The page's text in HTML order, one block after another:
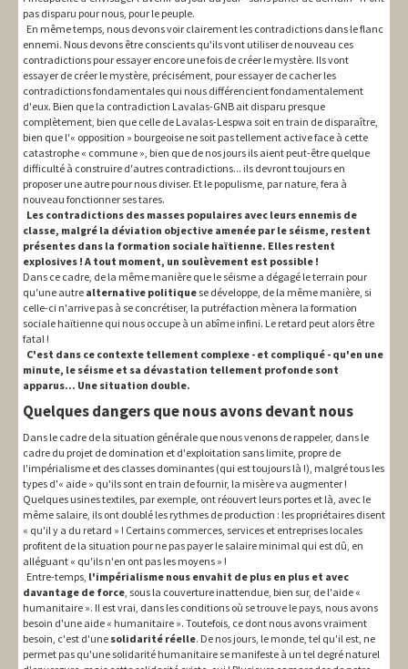
pas disparu pour nous, pour le peuple.
En même temps, nous devons voir clairement les contradictions dans le flanc
ennemi. Nous devons être conscients qu'ils vont utiliser de nouveau ces
contradictions pour essayer encore une fois de créer le mystère. Ils vont
essayer de créer le mystère, précisément, pour essayer de cacher les
contradictions fondamentales qui nous différencient fondamentalement
d'eux. Bien que la contradiction Lavalas-GNB ait disparu presque
complètement, bien que celle de Lavalas-Lespwa soit en train de disparaître,
bien que l'« opposition » bourgeoise ne soit pas tellement active face à cette
catastrophe « commune », bien que de nos jours ils aient peut-être quelque
difficulté à construire d'autres contradictions... ils devront toujours en
proposer une autre pour nous diviser. Et le populisme, par nature, fera à
nouveau fonctionner ses tares.
Les contradictions des masses populaires avec leurs ennemis de
classe, malgré la déviation objective amenée par le séisme, restent
présentes dans la formation sociale haïtienne. Elles restent
explosives ! A tout moment, un soulèvement est possible !
Dans ce cadre, de la même manière que le séisme a dégagé le terrain pour
qu'une autre alternative politique se développe, de la même manière, si
celle-ci n'arrive pas à se concrétiser, la putréfaction mènera la formation
sociale haïtienne qui nous occupe à un abîme infini. Le retard peut alors être
fatal !
C'est dans ce contexte tellement complexe - et compliqué - qu'en une
minute, le séisme et sa dévastation tellement profonde sont
apparus... Une situation double.
Quelques dangers que nous avons devant nous
Dans le cadre de la situation générale que nous venons de rappeler, dans le
cadre du projet de domination et d'exploitation sans limite, propre de
l'impérialisme et des classes dominantes (qui est toujours là !), malgré tous les
types d'« aide » qu'ils sont en train de fournir, la misère va augmenter !
Quelques usines textiles, par exemple, ont réouvert leurs portes et là, avec le
même salaire, ils ont doublé les rythmes de production : les propriétaires disent
« qu'il y a du retard » ! Certains commerces, services et entreprises locales
profitent de la situation pour ne pas payer le salaire minimal qui est dû, en
alléguant « qu'ils n'en ont pas les moyens » !
Entre-temps, l'impérialisme nous envahit de plus en plus et avec
davantage de force, sous la couverture inattendue, bien sur, de l'aide «
humanitaire ». Il est vrai, dans les conditions où se trouve le pays, nous avons
besoin d'une aide « humanitaire ». Toutefois, ce dont nous avons vraiment
besoin, c'est d'une solidarité réelle. De nos jours, le monde, tel qu'il est, ne
permet pas qu'une solidarité humanitaire se manifeste à un tel degré naturel